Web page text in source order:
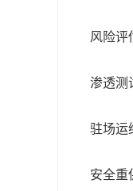
风险评
渗透测
驻场运
安全重